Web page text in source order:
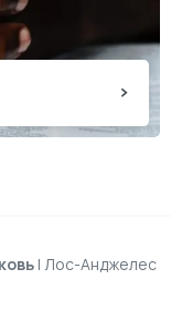
| Лос-Анджелес